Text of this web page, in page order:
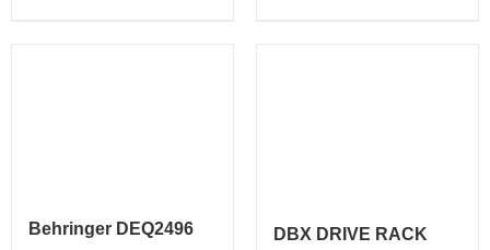
Behringer DEQ2496
DBX DRIVE RACK